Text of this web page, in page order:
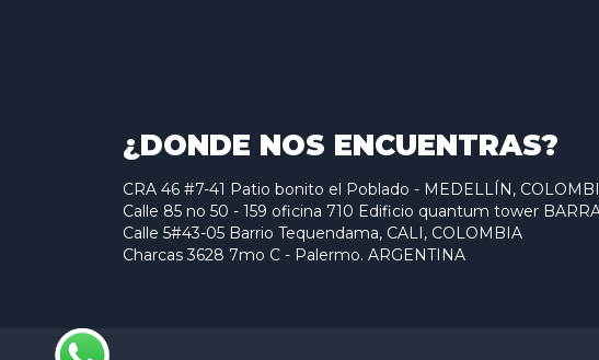
¿DONDE NOS ENCUENTRAS?
CRA 46 #7-41 Patio bonito el Poblado - MEDELLÍN,
Calle 85 no 50 - 159 oficina 710 Edificio quantum tower
Calle 5#43-05 Barrio Tequendama, CALI, COLOMBIA
Charcas 3628 7mo C - Palermo. ARGENTINA